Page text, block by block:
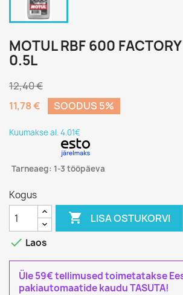
MOTUL RBF 600
0.5L
12,40 €
11,78 €
SOODUS 5%
Kuumakse al. 4.01€
Tarneaeg: 1-3 tööpäeva
Kogus
 LISA OSTUKORVI
 Laos
Üle 59€ tellimused toimetatakse
pakiautomaatide kaudu TASUTA!